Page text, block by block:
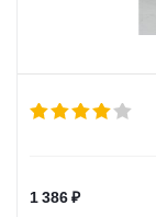
1 386₽